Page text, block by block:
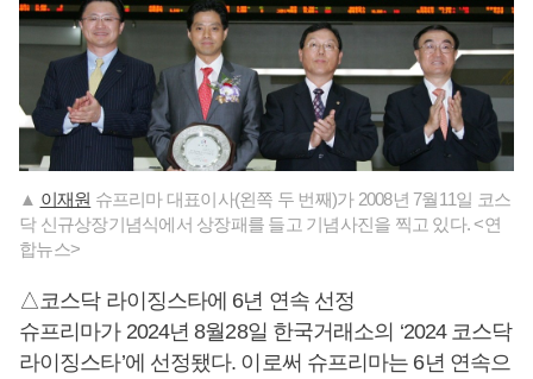
▲ 이재원 슈프리마 대표이사(왼쪽 두 번째)가 2008년 7월11일 코스
닥 신규상장기념식에서 상장패를 들고 기념사진을 찍고 있다. <연
합뉴스>
△코스닥 라이징스타에 6년 연속 선정
슈프리마가 2024년 8월28일 한국거래소의 ‘2024 코스닥
라이징스타’에 선정됐다. 이로써 슈프리마는 6년 연속으